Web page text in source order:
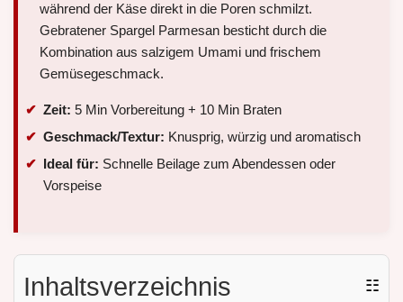
während der Käse direkt in die Poren schmilzt.
Gebratener Spargel Parmesan besticht durch die
Kombination aus salzigem Umami und frischem
Gemüsegeschmack.
Zeit: 5 Min Vorbereitung + 10 Min Braten
Geschmack/Textur: Knusprig, würzig und aromatisch
Ideal für: Schnelle Beilage zum Abendessen oder
Vorspeise
Inhaltsverzeichnis ☷